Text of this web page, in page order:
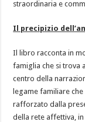
straordinaria e
Il precipizio
Il libro racconta in
famiglia che si trova
centro della
legame familiare che
rafforzato dalla
della rete affettiva,